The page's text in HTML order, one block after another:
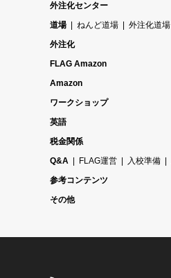
外注化センター
道場
ねんど道場 外注化道場
外注化
FLAG Amazon
Amazon
ワークショップ
英語
税金関係
Q&A
FLAG運営 入校準備
参考コンテンツ
その他